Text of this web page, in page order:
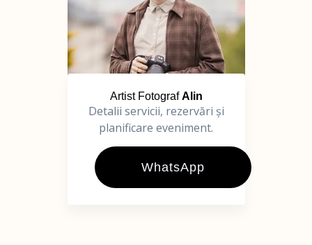
Artist FotografAlin
Detalii servicii, rezervări și
planificare eveniment.
WhatsApp